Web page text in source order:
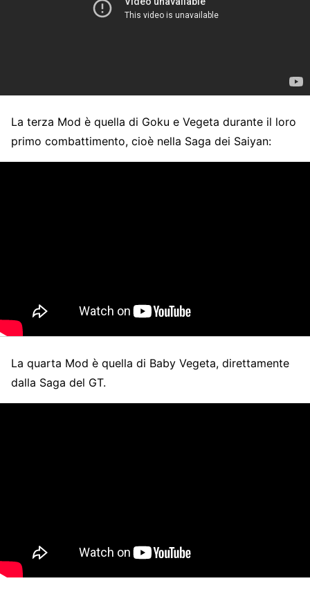
La terza Mod è quella di Goku e Vegeta durante il loro
primo combattimento, cioè nella Saga dei Saiyan:
La quarta Mod è quella di Baby Vegeta, direttamente
dalla Saga del GT.